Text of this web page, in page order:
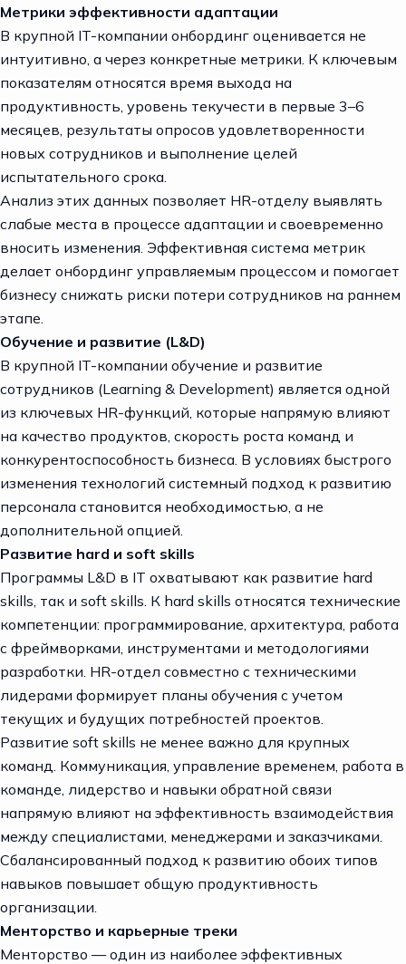
Метрики эффективности адаптации
В крупной IT-компании онбординг оценивается не
интуитивно, а через конкретные метрики. К ключевым
показателям относятся время выхода на
продуктивность, уровень текучести в первые 3–6
месяцев, результаты опросов удовлетворенности
новых сотрудников и выполнение целей
испытательного срока.
Анализ этих данных позволяет HR-отделу выявлять
слабые места в процессе адаптации и своевременно
вносить изменения. Эффективная система метрик
делает онбординг управляемым процессом и помогает
бизнесу снижать риски потери сотрудников на раннем
этапе.
Обучение и развитие (L&D)
В крупной IT-компании обучение и развитие
сотрудников (Learning & Development) является одной
из ключевых HR-функций, которые напрямую влияют
на качество продуктов, скорость роста команд и
конкурентоспособность бизнеса. В условиях быстрого
изменения технологий системный подход к развитию
персонала становится необходимостью, а не
дополнительной опцией.
Развитие hard и soft skills
Программы L&D в IT охватывают как развитие hard
skills, так и soft skills. К hard skills относятся технические
компетенции: программирование, архитектура, работа
с фреймворками, инструментами и методологиями
разработки. HR-отдел совместно с техническими
лидерами формирует планы обучения с учетом
текущих и будущих потребностей проектов.
Развитие soft skills не менее важно для крупных
команд. Коммуникация, управление временем, работа в
команде, лидерство и навыки обратной связи
напрямую влияют на эффективность взаимодействия
между специалистами, менеджерами и заказчиками.
Сбалансированный подход к развитию обоих типов
навыков повышает общую продуктивность
организации.
Менторство и карьерные треки
Менторство — один из наиболее эффективных